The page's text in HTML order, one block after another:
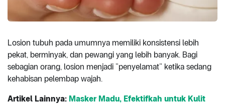
Losion tubuh pada umumnya memiliki konsistensi lebih
pekat, berminyak, dan pewangi yang lebih banyak. Bagi
sebagian orang, losion menjadi “penyelamat” ketika sedang
kehabisan pelembap wajah.
Artikel Lainnya: Masker Madu, Efektifkah untuk Kulit